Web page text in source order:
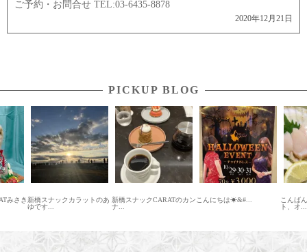
ご予約・お問合せ TEL:03-6435-8878
2020年12月21日
PICKUP BLOG
カラットのあ 新橋スナックCARATのカンこんにちは☀&#...
こんばんは！ 木曜カラッ